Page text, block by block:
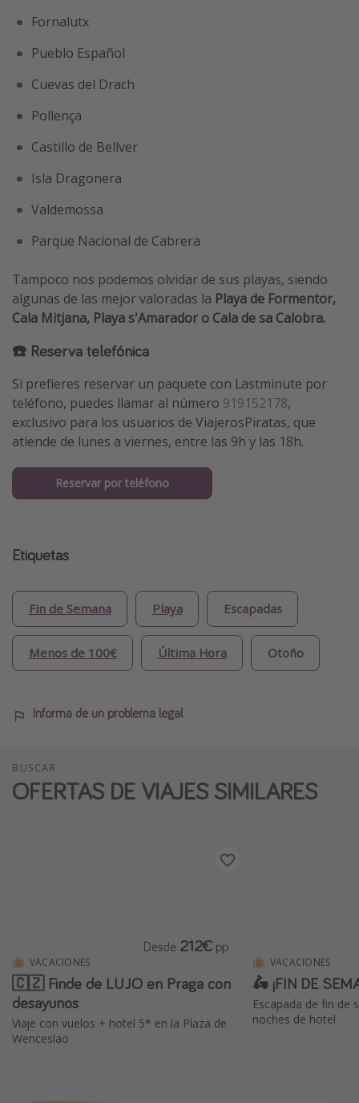
Fornalutx
Pueblo Español
Cuevas del Drach
Pollença
Castillo de Bellver
Isla Dragonera
Valdemossa
Parque Nacional de Cabrera
Tampoco nos podemos olvidar de sus playas, siendo
algunas de las mejor valoradas la Playa de Formentor,
Cala Mitjana, Playa s'Amarador o Cala de sa Calobra.
☎️ Reserva telefónica
Si prefieres reservar un paquete con Lastminute por
teléfono, puedes llamar al número 919152178,
exclusivo para los usuarios de ViajerosPiratas, que
atiende de lunes a viernes, entre las 9h y las 18h.
Reservar por teléfono
Etiquetas
Fin de Semana Playa Escapadas
Menos de 100€ Última Hora Otoño
Informa de un problema legal
BUSCAR
OFERTAS DE VIAJES SIMILARES
VACACIONES
🇨🇿 Finde de LUJO en Praga con
desayunos
Viaje con vuelos + hotel 5* en la Plaza de
Wenceslao
Desde 212€ pp
VACACIONES
🛵 ¡FIN DE
Escapada de fin de
noches de hotel